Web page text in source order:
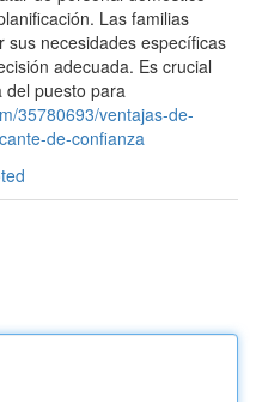
Las familias
sus necesidades específicas
adecuada. Es crucial
del puesto para
35780693/ventajas-de-
de-confianza